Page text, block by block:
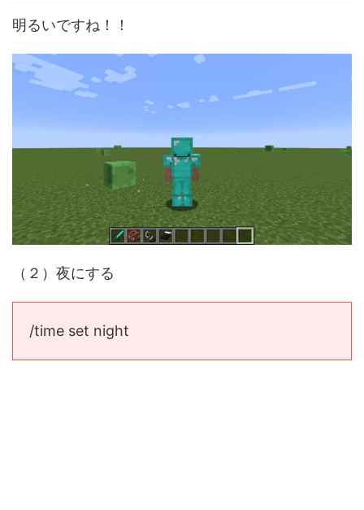
明るいですね！！
（２）夜にする
/time set night